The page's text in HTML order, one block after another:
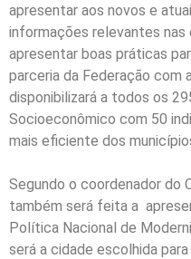
apresentar aos novos e
informações relevantes
apresentar boas práticas
parceria da Federação com
disponibilizará a todos os
Socioeconômico com 50
mais eficiente dos
Segundo o coordenador do
também será feita a
Política Nacional de
será a cidade escolhida